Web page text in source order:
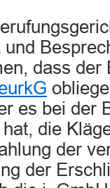
dass der
es bei der
die
der
der